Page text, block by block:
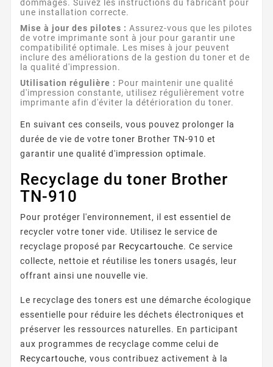
dommages. Suivez les instructions du fabricant pour
une installation correcte.
Mise à jour des pilotes : Assurez-vous que les pilotes
de votre imprimante sont à jour pour garantir une
compatibilité optimale. Les mises à jour peuvent
inclure des améliorations de la gestion du toner et de
la qualité d'impression.
Utilisation régulière : Pour maintenir une qualité
d'impression constante, utilisez régulièrement votre
imprimante afin d'éviter la détérioration du toner.
En suivant ces conseils, vous pouvez prolonger la
durée de vie de votre toner Brother TN-910 et
garantir une qualité d'impression optimale.
Recyclage du toner Brother
TN-910
Pour protéger l'environnement, il est essentiel de
recycler votre toner vide. Utilisez le service de
recyclage proposé par Recycartouche. Ce service
collecte, nettoie et réutilise les toners usagés, leur
offrant ainsi une nouvelle vie.
Le recyclage des toners est une démarche écologique
essentielle pour réduire les déchets électroniques et
préserver les ressources naturelles. En participant
aux programmes de recyclage comme celui de
Recycartouche, vous contribuez activement à la